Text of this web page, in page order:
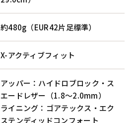
約480g（EUR42片足標準）
X-アクティブフィット
アッパー：ハイドロブロック・ス
エードレザー（1.8～2.0mm）
ライニング：ゴアテックス・エク
ステンディッドコンフォート